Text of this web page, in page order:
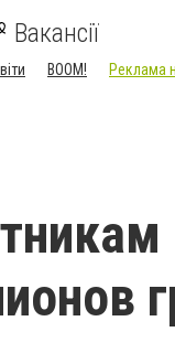
Вакансії
BOOM! Реклама